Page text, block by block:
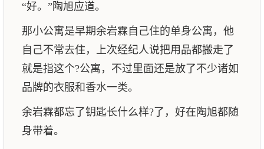
“好。”陶旭应道。
那小公寓是早期余岩霖自己住的单身公寓，他
自己不常去住，上次经纪人说把用品都搬走了
就是指这个?公寓，不过里面还是放了不少诸如
品牌的衣服和香水一类。
余岩霖都忘了钥匙长什么样?了，好在陶旭都随
身带着。